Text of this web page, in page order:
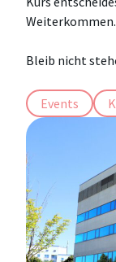
Weiterkommen.
Bleib nicht
Events